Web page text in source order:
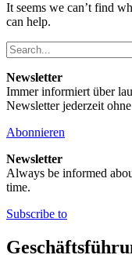
It seems we can’t find
can help.
Search
Newsletter
Immer informiert über
Newsletter jederzeit
Abonnieren
Newsletter
Always be informed
time.
Subscribe to